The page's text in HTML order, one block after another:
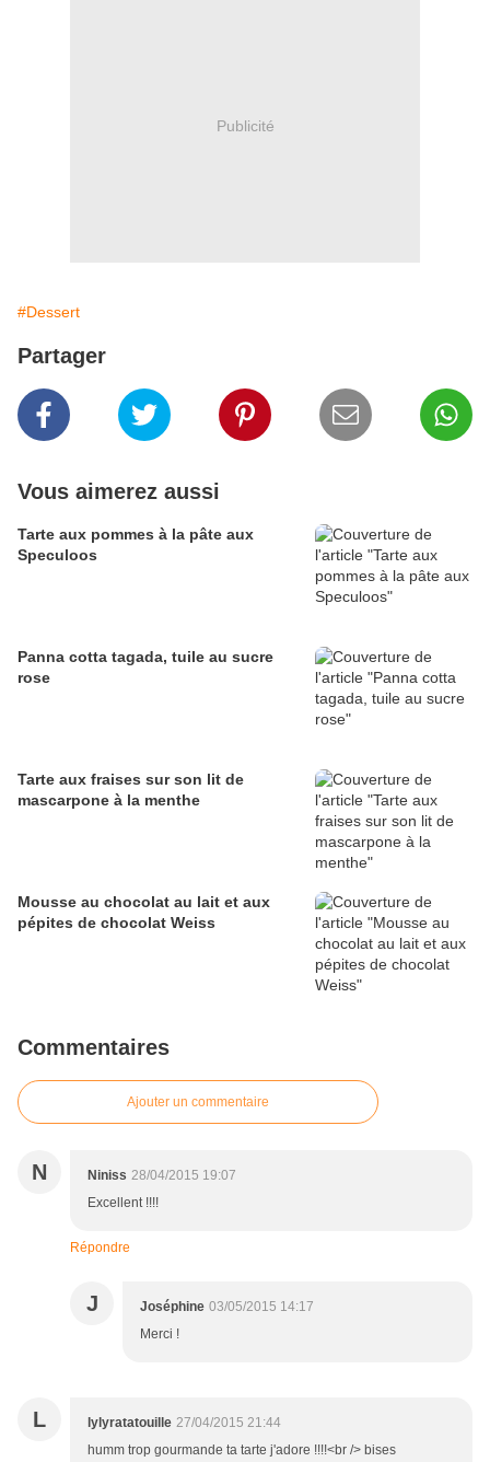
Publicité
#Dessert
Partager
Vous aimerez aussi
Tarte aux pommes à la pâte aux
Speculoos
Panna cotta tagada, tuile au sucre
rose
Tarte aux fraises sur son lit de
mascarpone à la menthe
Mousse au chocolat au lait et aux
pépites de chocolat Weiss
Commentaires
Ajouter un commentaire
N Niniss 28/04/2015 19:07
Excellent !!!!
Répondre
J Joséphine 03/05/2015 14:17
Merci !
L lylyratatouille 27/04/2015 21:44
humm trop gourmande ta tarte j'adore !!!!<br /> bises